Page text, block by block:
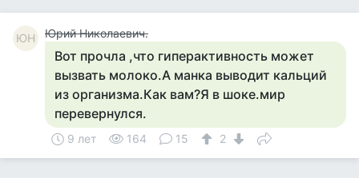
ЮН Юрий Николаевич.
Вот прочла ,что гиперактивность может
вызвать молоко.А манка выводит кальций
из организма.Как вам?Я в шоке.мир
перевернулся.
9 лет 164 15 2